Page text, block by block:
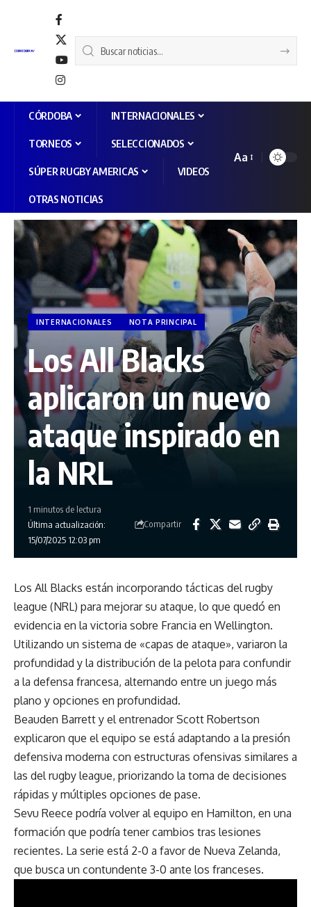
CÓRDOBA INTERNACIONALES
TORNEOS SELECCIONADOS
SÚPER RUGBY AMERICAS VIDEOS
OTRAS NOTICIAS
Aa
INTERNACIONALES NOTA PRINCIPAL
Los All Blacks
aplicaron un nuevo
ataque inspirado en
la NRL
Última actualización:
15/07/2025 12:03 pm
1 minutos de lectura
Compartir
Los All Blacks están incorporando tácticas del rugby
league (NRL) para mejorar su ataque, lo que quedó en
evidencia en la victoria sobre Francia en Wellington.
Utilizando un sistema de «capas de ataque», variaron la
profundidad y la distribución de la pelota para confundir
a la defensa francesa, alternando entre un juego más
plano y opciones en profundidad.
Beauden Barrett y el entrenador Scott Robertson
explicaron que el equipo se está adaptando a la presión
defensiva moderna con estructuras ofensivas similares a
las del rugby league, priorizando la toma de decisiones
rápidas y múltiples opciones de pase.
Sevu Reece podría volver al equipo en Hamilton, en una
formación que podría tener cambios tras lesiones
recientes. La serie está 2-0 a favor de Nueva Zelanda,
que busca un contundente 3-0 ante los franceses.